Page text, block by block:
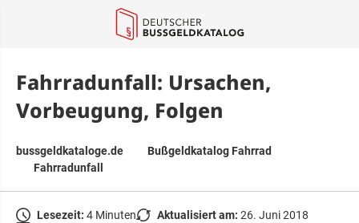
Fahrradunfall: Ursachen,
Vorbeugung, Folgen
bussgeldkataloge.de
Bußgeldkatalog Fahrrad
Fahrradunfall
Lesezeit: 4 Minuten Aktualisiert am: 26. Juni 2018